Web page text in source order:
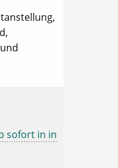
sofort in in